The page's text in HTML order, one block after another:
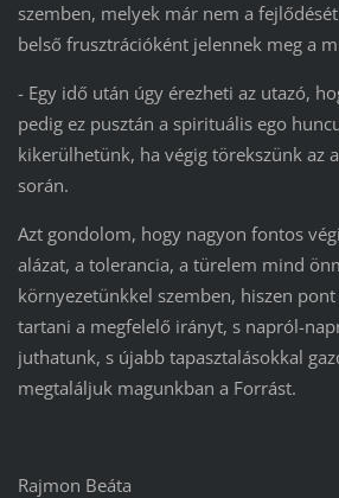
szemben, melyek már nem a
belső frusztrációként jelennek meg a
- Egy idő után úgy érezheti az utazó,
pedig ez pusztán a spirituális ego
kikerülhetünk, ha végig törekszünk az
során.
Azt gondolom, hogy nagyon fontos
alázat, a tolerancia, a türelem mind
környezetünkkel szemben, hiszen
tartani a megfelelő irányt, s napról-
juthatunk, s újabb tapasztalásokkal
megtaláljuk magunkban a Forrást.
Rajmon Beáta